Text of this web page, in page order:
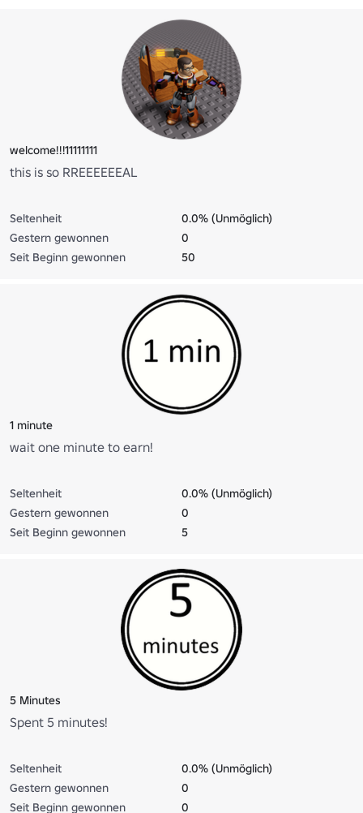
welcome!!!11111111
this is so RREEEEEEAL
Seltenheit
0.0% (Unmöglich)
Gestern gewonnen
0
Seit Beginn gewonnen
50
1 minute
wait one minute to earn!
Seltenheit
0.0% (Unmöglich)
Gestern gewonnen
0
Seit Beginn gewonnen
5
5 Minutes
Spent 5 minutes!
Seltenheit
0.0% (Unmöglich)
Gestern gewonnen
0
Seit Beginn gewonnen
0